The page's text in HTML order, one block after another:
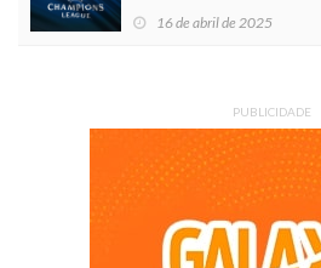
16 de abril de 2025
PUBLICIDADE